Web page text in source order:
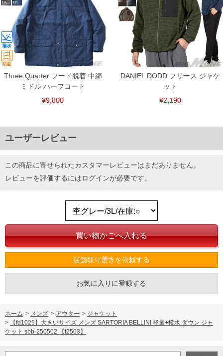
Three Quarter フード脱着 中綿
ミドル ハーフコート
¥9,800
DANIEL DODD フリース ジャケ
ット
¥2,190
ユーザーレビュー
この商品に寄せられたカスタマーレビューはまだありません。
レビューを評価するにはログインが必要です。
店舗取り置きを依頼する
お気に入りに登録する
ホーム > メンズ > アウター > ジャケット
>
【fd1029】大きいサイズ メンズ SARTORIA BELLINI 軽量+撥水 ダウン ジャ
ケット sbb-250502 【t2503】